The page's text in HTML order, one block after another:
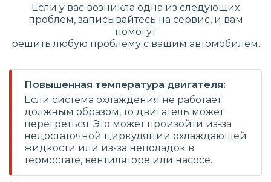
Если у вас возникла одна из следующих
проблем, записывайтесь на сервис, и вам
помогут
решить любую проблему с вашим автомобилем.
Повышенная температура двигателя:
Если система охлаждения не работает
должным образом, то двигатель может
перегреться. Это может произойти из-за
недостаточной циркуляции охлаждающей
жидкости или из-за неполадок в
термостате, вентиляторе или насосе.